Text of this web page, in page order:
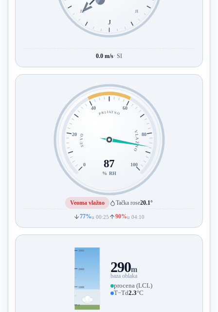
J
JI
JZ
0.0 m/s· SI
0
20
40 60
80
100
SUVO
PRIJATNO
VLAŽNO
87
% RH
Veoma vlažno Tačka rose20.1°
77%u 00:25 90%u 04:10
0
1000
2000
3000
290m
baza oblaka
procena (LCL)
T−Td2.3°C